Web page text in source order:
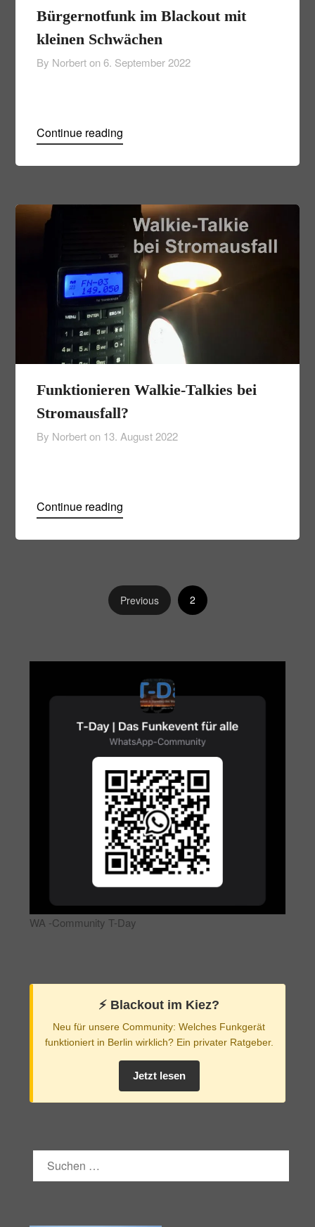
Bürgernotfunk im Blackout mit
kleinen Schwächen
By Norbert on 6. September 2022
Continue reading
Funktionieren Walkie-Talkies bei
Stromausfall?
By Norbert on 13. August 2022
Continue reading
Previous 2
WA -Community T-Day
⚡️ Blackout im Kiez?
Neu für unsere Community: Welches Funkgerät
funktioniert in Berlin wirklich? Ein privater Ratgeber.
Jetzt lesen
SUCHEN
NACH: